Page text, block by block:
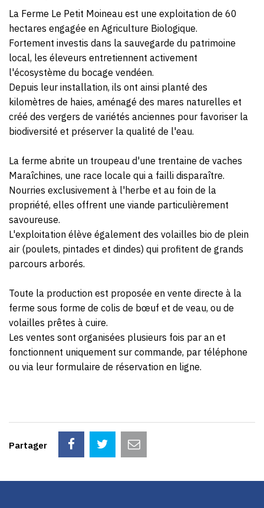
La Ferme Le Petit Moineau est une exploitation de 60
hectares engagée en Agriculture Biologique.
Fortement investis dans la sauvegarde du patrimoine
local, les éleveurs entretiennent activement
l'écosystème du bocage vendéen.
Depuis leur installation, ils ont ainsi planté des
kilomètres de haies, aménagé des mares naturelles et
créé des vergers de variétés anciennes pour favoriser la
biodiversité et préserver la qualité de l'eau.
La ferme abrite un troupeau d'une trentaine de vaches
Maraîchines, une race locale qui a failli disparaître.
Nourries exclusivement à l'herbe et au foin de la
propriété, elles offrent une viande particulièrement
savoureuse.
L'exploitation élève également des volailles bio de plein
air (poulets, pintades et dindes) qui profitent de grands
parcours arborés.
Toute la production est proposée en vente directe à la
ferme sous forme de colis de bœuf et de veau, ou de
volailles prêtes à cuire.
Les ventes sont organisées plusieurs fois par an et
fonctionnent uniquement sur commande, par téléphone
ou via leur formulaire de réservation en ligne.
Partager